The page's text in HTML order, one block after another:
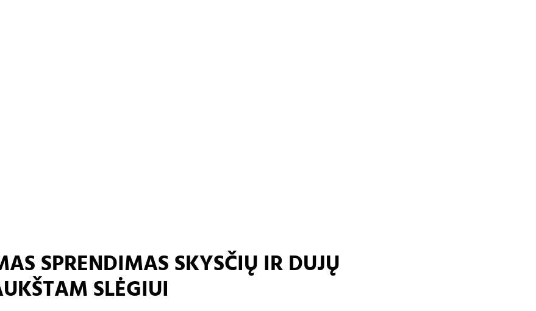
SPRENDIMAS SKYSČIŲ IR DUJŲ
SLĖGIUI